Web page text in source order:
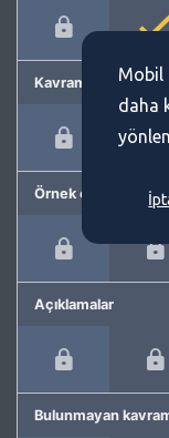
Kavram önerme
Örnek cümleler
Açıklamalar
Bulunmayan
Mobil
daha